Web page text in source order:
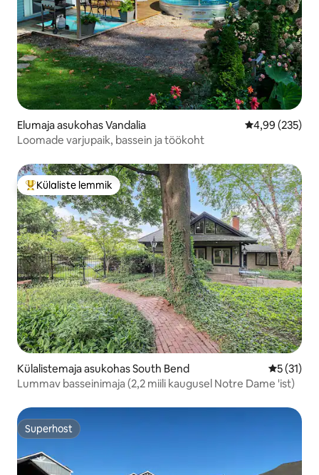
Elumaja asukohas Vandalia Keskmine
4,99 (235)
Loomade varjupaik, bassein ja töökoht
Külaliste suur lemmik
Külaliste lemmik
Külalistemaja asukohas South Bend
5 (31)
Lummav basseinimaja (2,2 miili kaugusel Notre Dame 'ist)
Superhost
Superhost